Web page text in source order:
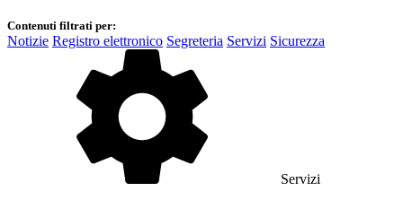
Contenuti filtrati per:
Notizie Registro elettronico Segreteria Servizi Sicurezza
Servizi